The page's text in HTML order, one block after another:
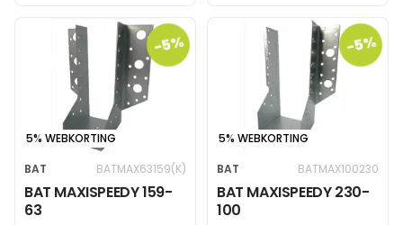
-5%
5% WEBKORTING
BAT
BATMAX63159(K)
BAT MAXISPEEDY 159-
63
-5%
5% WEBKORTING
BAT
BATMAX100230
BAT MAXISPEEDY 230-
100